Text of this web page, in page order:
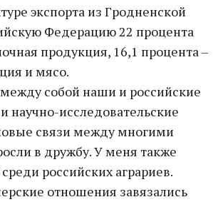
экспорта из Гродненской
Федерацию 22 процента
продукция, 16,1 процента –
и мясо.
собой наши и российские
научно-исследовательские
связи между многими
в дружбу. У меня также
российских аграриев.
отношения завязались